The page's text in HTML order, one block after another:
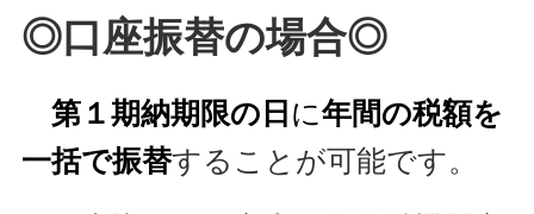
◎口座振替の場合◎
第１期納期限の日 に年間の税額を
一括で振替することが可能です。